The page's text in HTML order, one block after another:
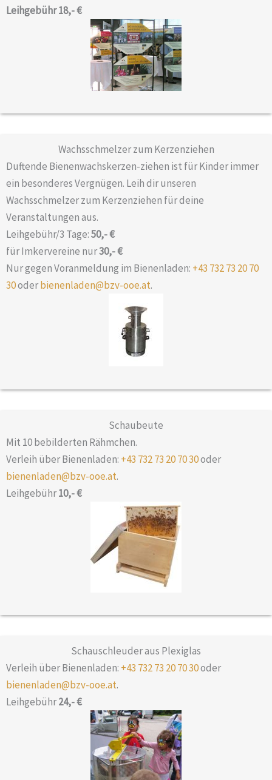
Leihgebühr 18,-€
Wachs­schmelzer zum Kerzenziehen
Duftende Bienenwachskerzen-ziehen ist für Kinder immer
ein besonderes Vergnügen. Leih dir unseren
Wachsschmelzer zum Kerzenziehen für deine
Veranstaltungen aus.
Leihgebühr/3 Tage:50,-€
für Imkervereine nur30,-€
Nur gegen Voranmeldung im Bienenladen: +43 732 73 20 70
30oderbienenladen@bzv-ooe.at.
Schaubeute
Mit 10 bebilderten Rähmchen.
Verleih über Bienenladen: +43 732 73 20 70 30oder
bienenladen@bzv-ooe.at.
Leihgebühr10,-€
Schauschleuder aus Plexiglas
Verleih über Bienenladen: +43 732 73 20 70 30oder
bienenladen@bzv-ooe.at.
Leihgebühr24,- €